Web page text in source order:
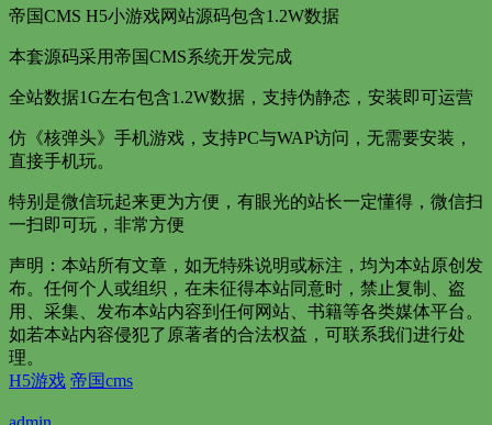
帝国CMS H5小游戏网站源码包含1.2W数据
本套源码采用帝国CMS系统开发完成
全站数据1G左右包含1.2W数据，支持伪静态，安装即可运营
仿《核弹头》手机游戏，支持PC与WAP访问，无需要安装，
直接手机玩。
特别是微信玩起来更为方便，有眼光的站长一定懂得，微信扫
一扫即可玩，非常方便
声明：本站所有文章，如无特殊说明或标注，均为本站原创发
布。任何个人或组织，在未征得本站同意时，禁止复制、盗
用、采集、发布本站内容到任何网站、书籍等各类媒体平台。
如若本站内容侵犯了原著者的合法权益，可联系我们进行处
理。
H5游戏 帝国cms